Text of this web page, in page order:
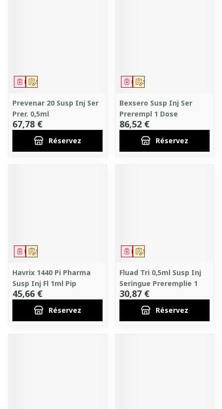
Sur prescription
Médicament
Prevenar 20 Susp Inj Ser
Prer. 0,5ml
67,78 €
Réservez
Sur prescription
Médicament
Bexsero Susp Inj Ser
Prerempl 1 Dose
86,52 €
Réservez
Sur prescription
Médicament
Havrix 1440 Pi Pharma
Susp Inj Fl 1ml Pip
45,66 €
Réservez
Sur prescription
Médicament
Fluad Tri 0,5ml Susp Inj
Seringue Preremplie 1
30,87 €
Réservez